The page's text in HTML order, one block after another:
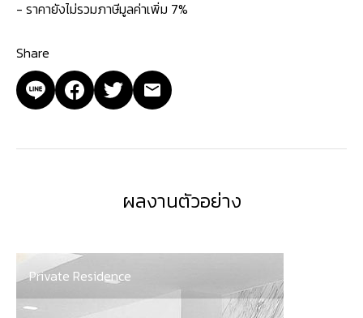
- ราคายังไม่รวมภาษีมูลค่าเพิ่ม 7%
Share
ผลงานตัวอย่าง
Private Residence